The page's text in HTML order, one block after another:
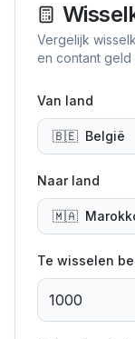
Vergelijk
en contant geld
Van land
🇧🇪 België
Naar land
🇲🇦
Te wisselen